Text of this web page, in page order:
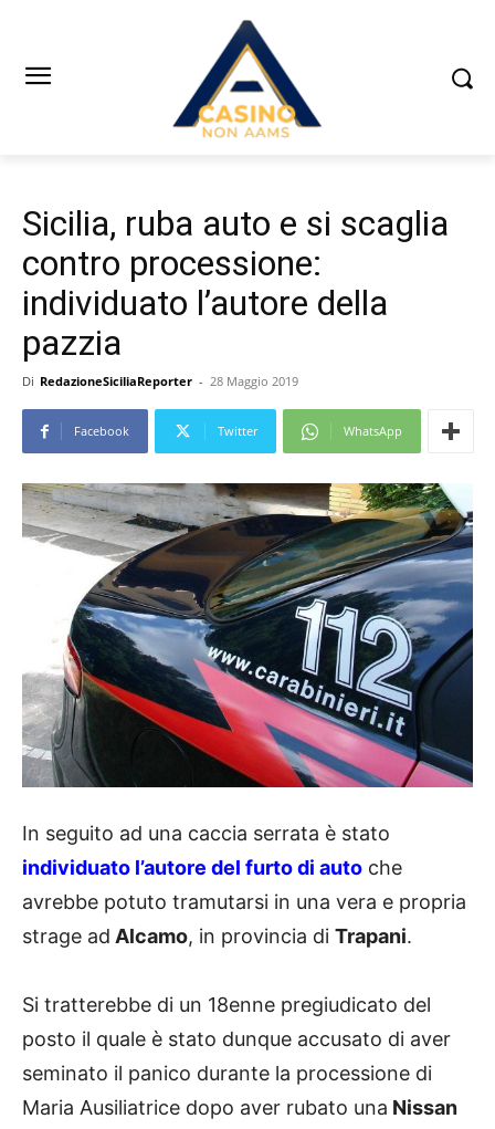
Sicilia, ruba auto e si scaglia
contro processione:
individuato l’autore della
pazzia
Di RedazioneSiciliaReporter - 28 Maggio 2019
Facebook Twitter WhatsApp
In seguito ad una caccia serrata è stato
individuato l’autore del furto di auto che
avrebbe potuto tramutarsi in una vera e propria
strage ad Alcamo, in provincia di Trapani.
Si tratterebbe di un 18enne pregiudicato del
posto il quale è stato dunque accusato di aver
seminato il panico durante la processione di
Maria Ausiliatrice dopo aver rubato una Nissan